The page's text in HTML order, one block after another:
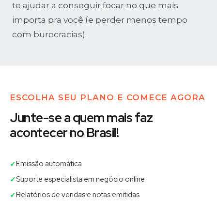
te ajudar a conseguir focar no que mais
importa pra você (e perder menos tempo
com burocracias).
ESCOLHA SEU PLANO E COMECE AGORA
Junte-se a quem mais faz
acontecer no Brasil!
✓Emissão automática
✓Suporte especialista em negócio online
✓Relatórios de vendas e notas emitidas